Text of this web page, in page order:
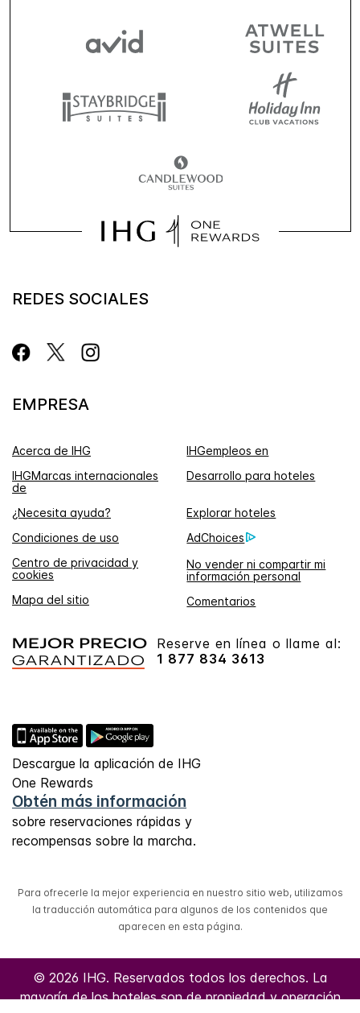
REDES SOCIALES
EMPRESA
Acerca de IHG
IHGempleos en
IHGMarcas internacionales
de
Desarrollo para hoteles
¿Necesita ayuda?
Explorar hoteles
Condiciones de uso
AdChoices
Centro de privacidad y
cookies
No vender ni compartir mi
información personal
Mapa del sitio
Comentarios
Reserve en línea o llame al:
1 877 834 3613
Descargue la aplicación de IHG
One Rewards
Obtén más información
sobre reservaciones rápidas y
recompensas sobre la marcha.
Para ofrecerle la mejor experiencia en nuestro sitio web, utilizamos
la traducción automática para algunos de los contenidos que
aparecen en esta página.
© 2026 IHG. Reservados todos los derechos. La
mayoría de los hoteles son de propiedad y operación